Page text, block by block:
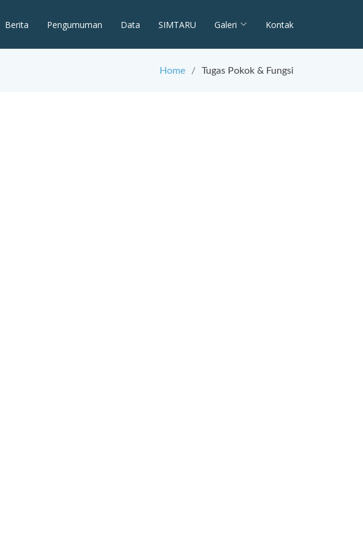
Berita Pengumuman Data SIMTARU Galeri Kontak
Home Tugas Pokok & Fungsi